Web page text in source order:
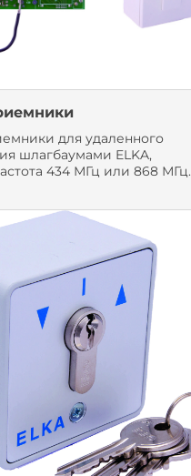
для удаленного
шлагбаумами ELKA,
434 МГц или 868 МГц.